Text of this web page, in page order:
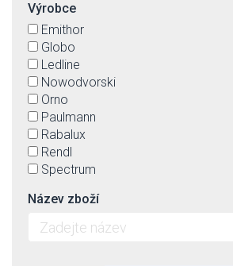
Výrobce
Emithor
Globo
Ledline
Nowodvorski
Orno
Paulmann
Rabalux
Rendl
Spectrum
Název zboží